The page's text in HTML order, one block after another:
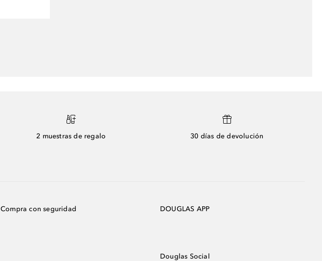
2 muestras de regalo 30 días de devolución
Compra con seguridad DOUGLAS APP
Douglas Social